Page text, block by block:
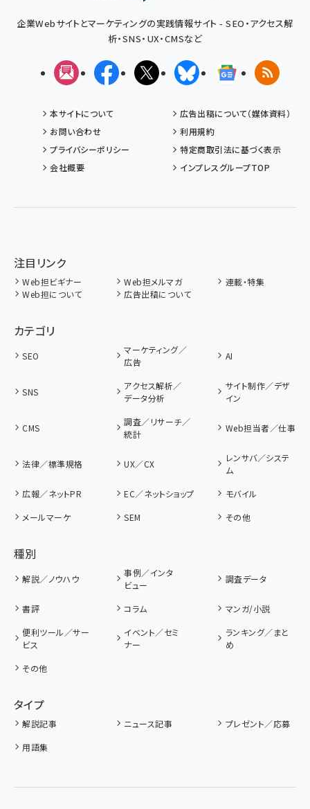
企業Webサイトとマーケティングの実践情報サイト - SEO・アクセス解
析・SNS・UX・CMSなど
メルマガFacebookX(エックス)BlueskyGoogleニュ
RSS
本サイトについて
広告出稿について（媒体資料）
お問い合わせ
利用規約
プライバシーポリシー
特定商取引法に基づく表示
会社概要
インプレスグループTOP
注目リンク
Web担ビギナー Web担メルマガ
連載・特集
Web担について
広告出稿について
カテゴリ
SEO
マーケティング／
広告
AI
SNS
アクセス解析／
データ分析
サイト制作／デザ
イン
CMS
調査／リサーチ／
統計
Web担当者／仕事
法律／標準規格 UX／CX
レンサバ／システ
ム
広報／ネットPR
EC／ネットショップ
モバイル
メールマーケ
SEM その他
種別
解説／ノウハウ
事例／インタ
ビュー
調査データ
書評 コラム
マンガ/小説
便利ツール／サー
ビス
イベント／セミ
ナー
ランキング／まと
め
その他
タイプ
解説記事 ニュース記事
プレゼント／応募
用語集